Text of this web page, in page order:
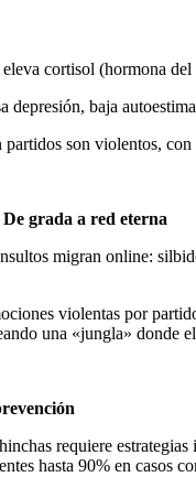
cortisol (hormona del
depresión, baja
son violentos,
grada a red eterna
migran online:
violentas por
una «jungla» donde
requiere
hasta 90% en casos